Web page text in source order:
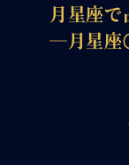
月星座で
―月星座